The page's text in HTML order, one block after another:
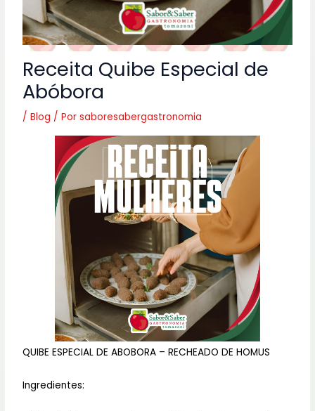
Receita Quibe Especial de
Abóbora
/Blog / Porsaboresabergastronomia
QUIBE ESPECIAL DE ABOBORA – RECHEADO DE HOMUS
Ingredientes: